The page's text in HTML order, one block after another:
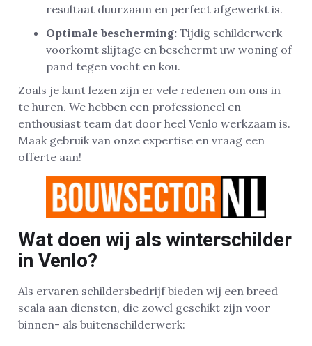
resultaat duurzaam en perfect afgewerkt is.
Optimale bescherming: Tijdig schilderwerk
voorkomt slijtage en beschermt uw woning of
pand tegen vocht en kou.
Zoals je kunt lezen zijn er vele redenen om ons in
te huren. We hebben een professioneel en
enthousiast team dat door heel Venlo werkzaam is.
Maak gebruik van onze expertise en vraag een
offerte aan!
Wat doen wij als winterschilder
in Venlo?
Als ervaren schildersbedrijf bieden wij een breed
scala aan diensten, die zowel geschikt zijn voor
binnen- als buitenschilderwerk: